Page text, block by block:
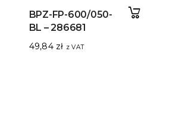
BPZ-FP-600/050-
BL – 286681
49,84 zł z VAT